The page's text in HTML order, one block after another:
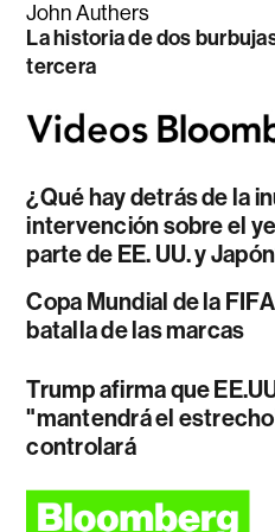
John Authers
La historia de dos
tercera
¿Qué hay detrás de la
intervención sobre el
parte de EE. UU. y
Copa Mundial de la
batalla de las marcas
Trump afirma que
"mantendrá el
controlará